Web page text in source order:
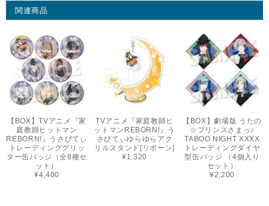
関連商品
【BOX】TVアニメ『家
庭教師ヒットマン
REBORN!』うさびてぃ
トレーディンググリッ
ター缶バッジ（全8種セ
ット）
¥4,400
TVアニメ『家庭教師ヒ
ットマンREBORN!』う
さびてぃゆらゆらアク
リルスタンド[リボーン]
¥1,320
【BOX】劇場版 うたの
☆プリンスさまっ♪
TABOO NIGHT XXXX
トレーディングダイヤ
型缶バッジ （4個入り
セット）
¥2,200